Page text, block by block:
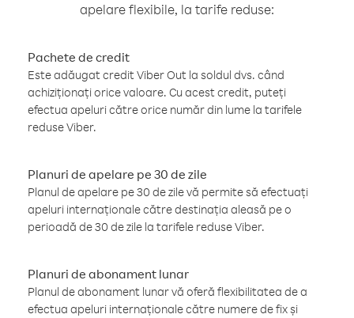
apelare flexibile, la tarife reduse:
Pachete de credit
Este adăugat credit Viber Out la soldul dvs. când
achiziționați orice valoare. Cu acest credit, puteți
efectua apeluri către orice număr din lume la tarifele
reduse Viber.
Planuri de apelare pe 30 de zile
Planul de apelare pe 30 de zile vă permite să efectuați
apeluri internaționale către destinația aleasă pe o
perioadă de 30 de zile la tarifele reduse Viber.
Planuri de abonament lunar
Planul de abonament lunar vă oferă flexibilitatea de a
efectua apeluri internaționale către numere de fix și